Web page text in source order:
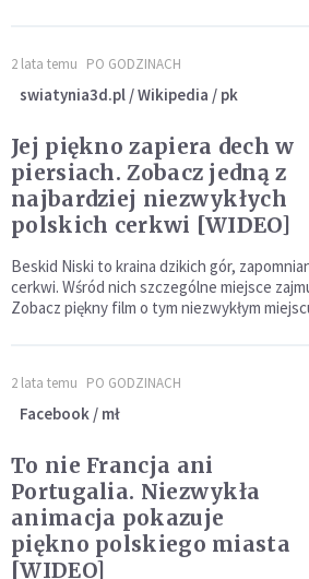
2 lata temu PO GODZINACH
swiatynia3d.pl / Wikipedia / pk
Jej piękno zapiera dech w
piersiach. Zobacz jedną z
najbardziej niezwykłych
polskich cerkwi [WIDEO]
Beskid Niski to kraina dzikich gór,
cerkwi. Wśród nich szczególne miejsce
Zobacz piękny film o tym niezwykłym
2 lata temu PO GODZINACH
Facebook / mł
To nie Francja ani
Portugalia. Niezwykła
animacja pokazuje
piękno polskiego miasta
[WIDEO]